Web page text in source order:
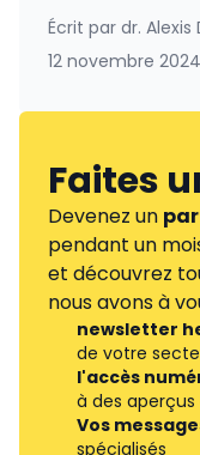
Écrit par dr. Alexis
12 novembre 2024
Faites
Devenez un
pendant un
et découvrez
nous avons à
newsletter
de votre
l'accès
à des
Vos
spécialisés